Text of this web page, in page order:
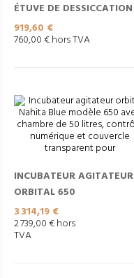
ÉTUVE DE DESSICCATION
Prix
919,60 €
760,00 € hors TVA
INCUBATEUR AGITATEUR
ORBITAL 650
Prix
3 314,19 €
2 739,00 € hors
TVA